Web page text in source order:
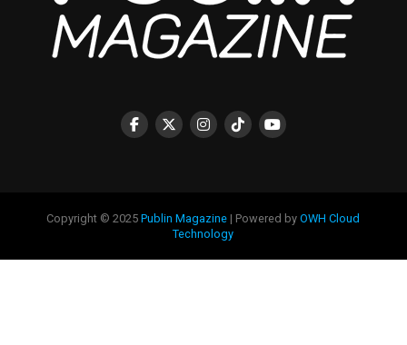
Copyright © 2025Publin Magazine | Powered byOWH Cloud
Technology